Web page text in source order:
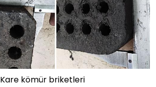
Kare kömür briketleri